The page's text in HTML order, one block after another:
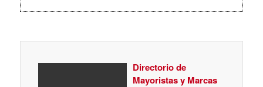
Directorio de
Mayoristas y Marcas